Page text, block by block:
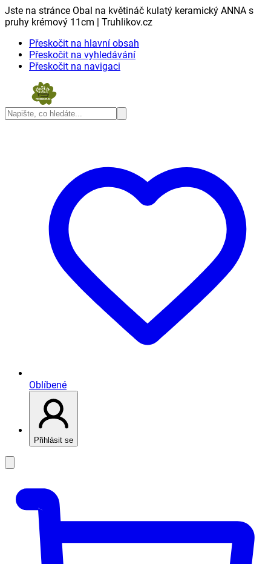
Jste na stránce Obal na květináč kulatý keramický ANNA s
pruhy krémový 11cm | Truhlikov.cz
Přeskočit na hlavní obsah
Přeskočit na vyhledávání
Přeskočit na navigaci
Oblíbené
Přihlásit se